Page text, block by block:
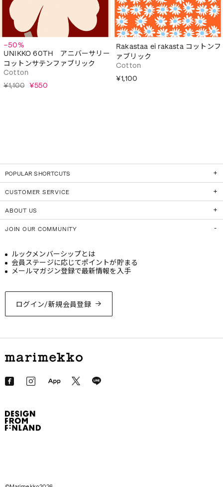
−50%
UNIKKO 60TH アニバーサリー
コットンサテンファブリック
Cotton
¥1,100 ¥550
Rakastaa ei rakasta コットンフ
ァブリック
Cotton
¥1,100
POPULAR SHORTCUTS
CUSTOMER SERVICE
ABOUT US
JOIN OUR COMMUNITY
ログイン/新規会員登録
ルックメンバーシップとは
会員ステージに応じてポイントが貯まる
メールマガジン登録で最新情報を入手